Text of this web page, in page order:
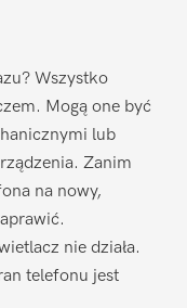
Wszystko
Mogą one być
lub
Zanim
na nowy,
nie działa.
telefonu jest